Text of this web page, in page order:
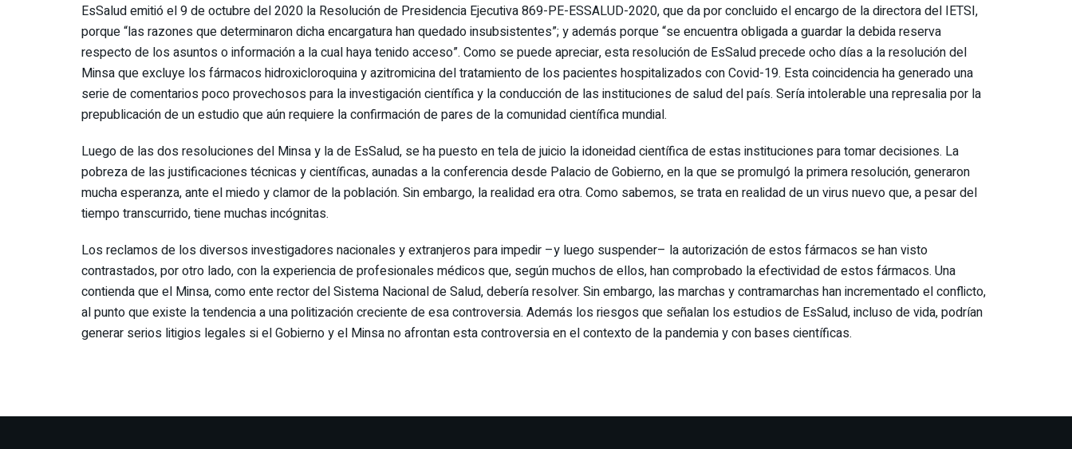
EsSalud emitió el 9 de octubre del 2020 la Resolución de Presidencia Ejecutiva 869-PE-ESSALUD-2020, que da por concluido el encargo de la directora del IETSI,
porque “las razones que determinaron dicha encargatura han quedado insubsistentes”; y además porque “se encuentra obligada a guardar la debida reserva
respecto de los asuntos o información a la cual haya tenido acceso”. Como se puede apreciar, esta resolución de EsSalud precede ocho días a la resolución del
Minsa que excluye los fármacos hidroxicloroquina y azitromicina del tratamiento de los pacientes hospitalizados con Covid-19. Esta coincidencia ha generado una
serie de comentarios poco provechosos para la investigación científica y la conducción de las instituciones de salud del país. Sería intolerable una represalia por la
prepublicación de un estudio que aún requiere la confirmación de pares de la comunidad científica mundial.
Luego de las dos resoluciones del Minsa y la de EsSalud, se ha puesto en tela de juicio la idoneidad científica de estas instituciones para tomar decisiones. La
pobreza de las justificaciones técnicas y científicas, aunadas a la conferencia desde Palacio de Gobierno, en la que se promulgó la primera resolución, generaron
mucha esperanza, ante el miedo y clamor de la población. Sin embargo, la realidad era otra. Como sabemos, se trata en realidad de un virus nuevo que, a pesar del
tiempo transcurrido, tiene muchas incógnitas.
Los reclamos de los diversos investigadores nacionales y extranjeros para impedir –y luego suspender– la autorización de estos fármacos se han visto
contrastados, por otro lado, con la experiencia de profesionales médicos que, según muchos de ellos, han comprobado la efectividad de estos fármacos. Una
contienda que el Minsa, como ente rector del Sistema Nacional de Salud, debería resolver. Sin embargo, las marchas y contramarchas han incrementado el conflicto,
al punto que existe la tendencia a una politización creciente de esa controversia. Además los riesgos que señalan los estudios de EsSalud, incluso de vida, podrían
generar serios litigios legales si el Gobierno y el Minsa no afrontan esta controversia en el contexto de la pandemia y con bases científicas.